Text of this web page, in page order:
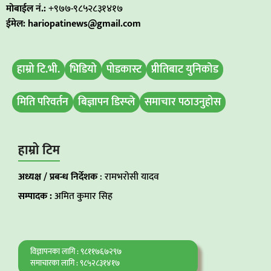
मोबाईल नं.:+९७७-९८५२८३१४१७
ईमेल: hariopatinews@gmail.com
हाम्रो टि.भी. भिडियो पोडकास्ट प्रीतिबाट युनिकोड
मिति परिवर्तन बिज्ञापन डिस्प्ले समाचार पठाउनुहोस
हाम्रो टिम
अध्यक्ष / प्रबन्ध निर्देशक: रामभरोसी यादव
सम्पादक :अमित कुमार सिह
विज्ञापनका लागि : ९८११७६७२९७
समाचारका लागि : ९८५२८३१४१७